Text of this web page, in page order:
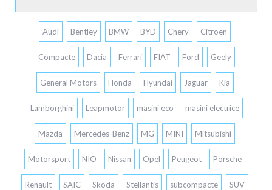
Audi Bentley BMW BYD Chery Citroen
Compacte Dacia Ferrari FIAT Ford Geely
General Motors Honda Hyundai Jaguar Kia
Lamborghini Leapmotor masini eco masini electrice
Mazda Mercedes-Benz MG MINI Mitsubishi
Motorsport NIO Nissan Opel Peugeot Porsche
Renault SAIC Skoda Stellantis subcompacte SUV